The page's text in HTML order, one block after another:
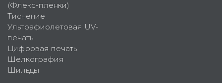
(Флекс-пленки)
Тиснение
Ультрафиолетовая UV-
печать
Цифровая печать
Шелкография
Шильды